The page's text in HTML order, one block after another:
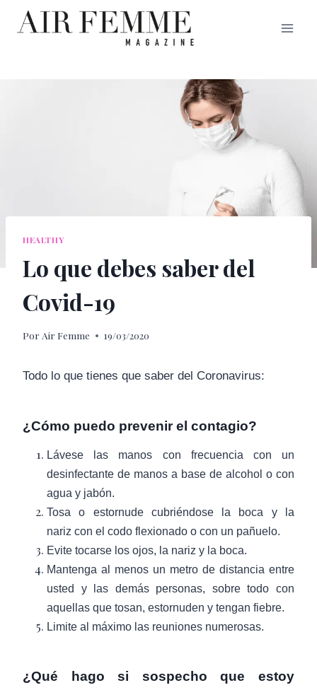
Saltar
HEALTHY
Lo que debes saber del
Covid-19
Por Air Femme 19/03/2020
Todo lo que tienes que saber del Coronavirus:
¿Cómo puedo prevenir el contagio?
Lávese las manos con frecuencia con un
desinfectante de manos a base de alcohol o con
agua y jabón.
Tosa o estornude cubriéndose la boca y la
nariz con el codo flexionado o con un pañuelo.
Evite tocarse los ojos, la nariz y la boca.
Mantenga al menos un metro de distancia entre
usted y las demás personas, sobre todo con
aquellas que tosan, estornuden y tengan fiebre.
Limite al máximo las reuniones numerosas.
¿Qué hago si sospecho que estoy